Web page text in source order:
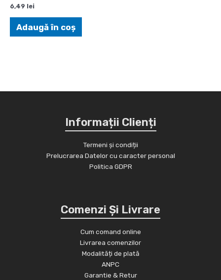
6,49 lei
Adaugă în coș
Informații Clienți
Termeni și condiții
Prelucrarea Datelor cu caracter personal
Politica GDPR
Comenzi Și Livrare
Cum comand online
Livrarea comenzilor
Modalități de plată
ANPC
Garantie & Retur